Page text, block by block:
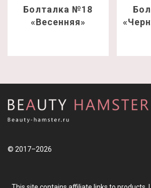
Болталка №18
«Весенняя»
© 2017–2026